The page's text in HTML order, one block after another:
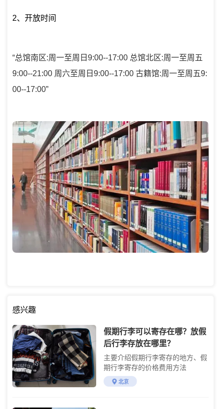
2、开放时间
“总馆南区:周一至周日9:00--17:00 总馆北区:周一至周五
9:00--21:00 周六至周日9:00--17:00 古籍馆:周一至周五9:
00--17:00”
感兴趣
假期行李可以寄存在哪？放假
后行李存放在哪里？
主要介绍假期行李寄存的地方、假
期行李寄存的价格费用方法
北京